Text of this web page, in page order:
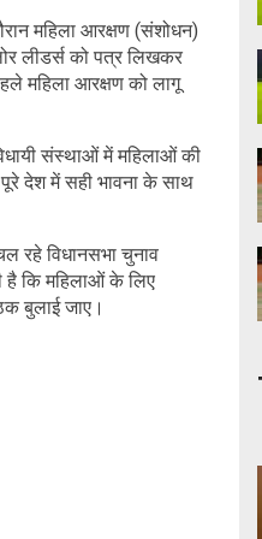
महिला आरक्षण (संशोधन)
लीडर्स को पत्र लिखकर
महिला आरक्षण को लागू
संस्थाओं में महिलाओं की
देश में सही भावना के साथ
रहे विधानसभा चुनाव
है कि महिलाओं के लिए
बुलाई जाए।